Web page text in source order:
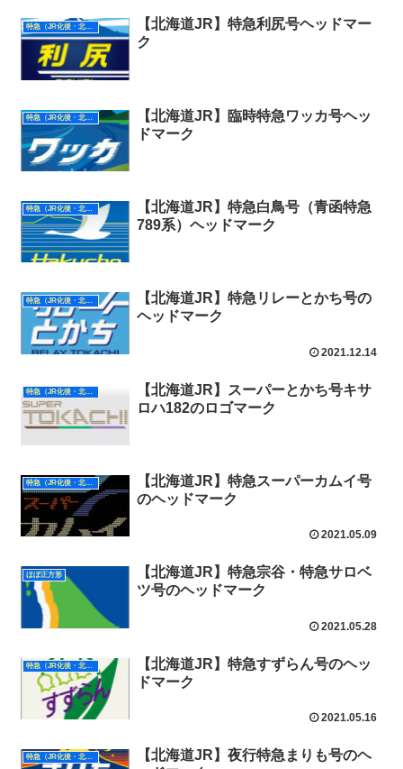
【北海道JR】特急利尻号ヘッドマー
ク
特急（JR化後・北海道）
【北海道JR】臨時特急ワッカ号ヘッ
ドマーク
特急（JR化後・北海道）
【北海道JR】特急白鳥号（青函特急
789系）ヘッドマーク
【北海道JR】特急リレーとかち号の
ヘッドマーク
2021.12.14
特急（JR化後・北海道）
【北海道JR】スーパーとかち号キサ
ロハ182のロゴマーク
特急（JR化後・北海道）
【北海道JR】特急スーパーカムイ号
のヘッドマーク
2021.05.09
ほぼ正方形
【北海道JR】特急宗谷・特急サロベ
ツ号のヘッドマーク
2021.05.28
特急（JR化後・北海道）
【北海道JR】特急すずらん号のヘッ
ドマーク
2021.05.16
特急（JR化後・北海道）
【北海道JR】夜行特急まりも号のヘ